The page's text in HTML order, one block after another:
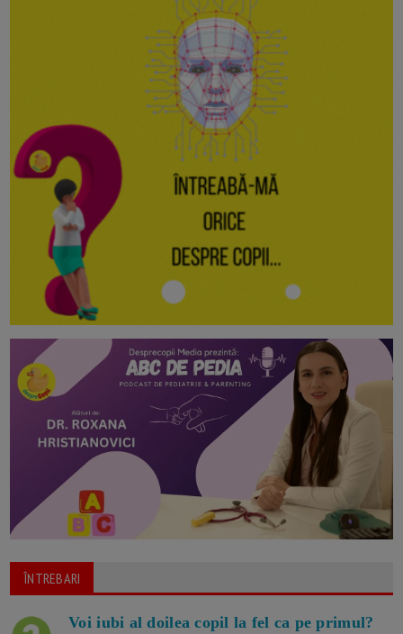
ÎNTREBARI
Voi iubi al doilea copil la fel ca pe primul?